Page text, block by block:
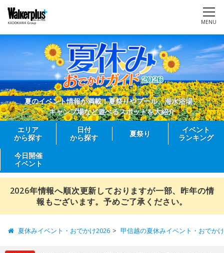
MENU
夏のイベント情報が満載！夏祭りやプール、海水浴場、
キャンプ場など遊べるスポットを大紹介
エリア
から探す
日付
から探す
夏祭り
イベント
ランキング
今日開催
イベント
2026年情報へ順次更新しておりますが一部、昨年の情
報もございます。予めご了承ください。
夏休みイベント・おでかけ2026 甲信越の夏休みイベント・おでか